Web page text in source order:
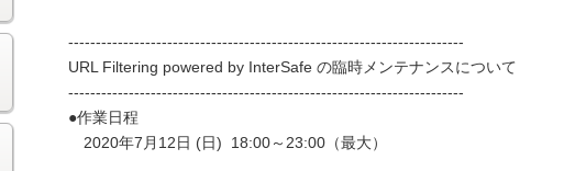
------------------------------------------------------------------------
URL Filtering powered by InterSafe の臨時メンテナンスについて
------------------------------------------------------------------------
●作業日程
2020年7月12日 (日) 18:00～23:00（最大）